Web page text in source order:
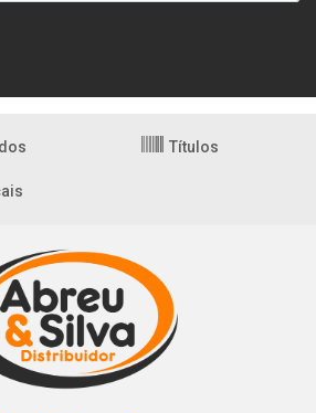
Títulos